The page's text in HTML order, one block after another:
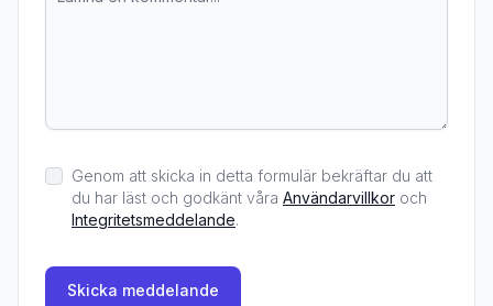
Genom att skicka in detta formulär bekräftar du att
du har läst och godkänt våra Användarvillkor och
Integritetsmeddelande.
Skicka meddelande